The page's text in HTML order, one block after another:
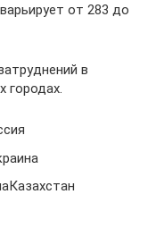
от 283 до
в
городах.